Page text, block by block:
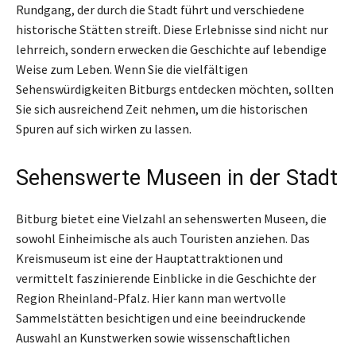
Rundgang, der durch die Stadt führt und verschiedene
historische Stätten streift. Diese Erlebnisse sind nicht nur
lehrreich, sondern erwecken die Geschichte auf lebendige
Weise zum Leben. Wenn Sie die vielfältigen
Sehenswürdigkeiten Bitburgs entdecken möchten, sollten
Sie sich ausreichend Zeit nehmen, um die historischen
Spuren auf sich wirken zu lassen.
Sehenswerte Museen in der Stadt
Bitburg bietet eine Vielzahl an sehenswerten Museen, die
sowohl Einheimische als auch Touristen anziehen. Das
Kreismuseum ist eine der Hauptattraktionen und
vermittelt faszinierende Einblicke in die Geschichte der
Region Rheinland-Pfalz. Hier kann man wertvolle
Sammelstätten besichtigen und eine beeindruckende
Auswahl an Kunstwerken sowie wissenschaftlichen